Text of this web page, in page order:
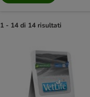
1 - 14 di 14 risultati